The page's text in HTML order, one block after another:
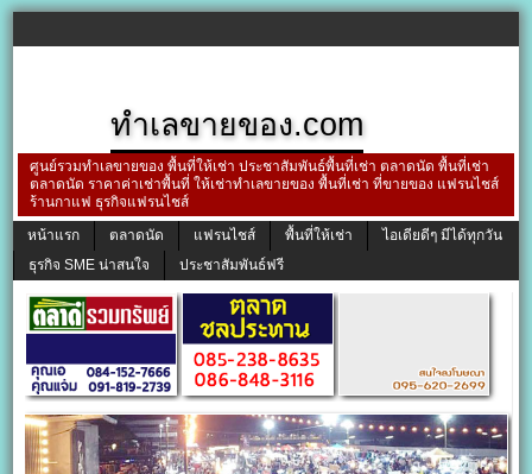
ทำเลขายของ.com
ศูนย์รวมทำเลขายของ พื้นที่ให้เช่า ประชาสัมพันธ์พื้นที่เช่า ตลาดนัด พื้นที่เช่า
ตลาดนัด ราคาค่าเช่าพื้นที่ ให้เช่าทำเลขายของ พื้นที่เช่า ที่ขายของ แฟรนไชส์
ร้านกาแฟ ธุรกิจแฟรนไชส์
หน้าแรก
ตลาดนัด แฟรนไชส์ พื้นที่ให้เช่า
ไอเดียดีๆ มีได้ทุกวัน
ธุรกิจ SME น่าสนใจ
ประชาสัมพันธ์ฟรี